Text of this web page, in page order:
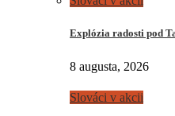
Explózia radosti pod
8 augusta, 2026
Slováci v akcii